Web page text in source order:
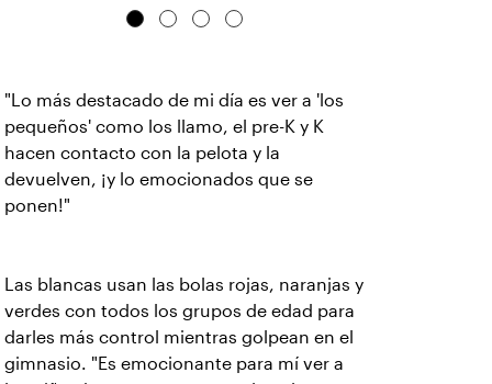
"Lo más destacado de mi día es ver a 'los
pequeños' como los llamo, el pre-K y K
hacen contacto con la pelota y la
devuelven, ¡y lo emocionados que se
ponen!"
Las blancas usan las bolas rojas, naranjas y
verdes con todos los grupos de edad para
darles más control mientras golpean en el
gimnasio. "Es emocionante para mí ver a